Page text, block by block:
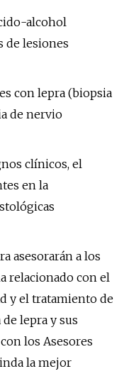
alcohol
de lesiones
con lepra (biopsia
de nervio
clínicos, el
en la
asesorarán a los
relacionado con el
y el tratamiento de
lepra y sus
los Asesores
la mejor